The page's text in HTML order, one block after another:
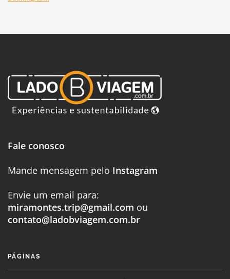
Fale conosco
Mande mensagem pelo Instagram
Envie um email para:
miramontes.trip@gmail.com ou
contato@ladobviagem.com.br
PÁGINAS